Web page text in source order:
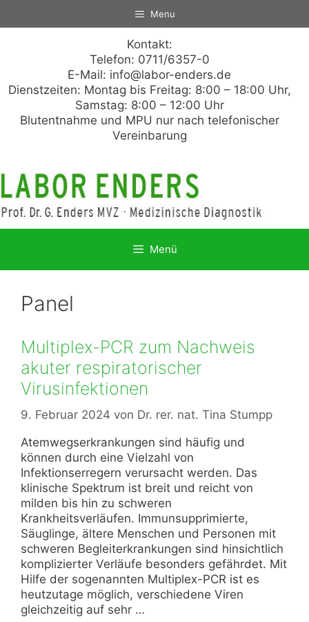
Menu
Kontakt:
Telefon: 0711/6357-0
E-Mail: info@labor-enders.de
Dienstzeiten: Montag bis Freitag: 8:00 – 18:00 Uhr,
Samstag: 8:00 – 12:00 Uhr
Blutentnahme und MPU nur nach telefonischer
Vereinbarung
Menü
Panel
Multiplex-PCR zum Nachweis
akuter respiratorischer
Virusinfektionen
9. Februar 2024 von Dr. rer. nat. Tina Stumpp
Atemwegserkrankungen sind häufig und
können durch eine Vielzahl von
Infektionserregern verursacht werden. Das
klinische Spektrum ist breit und reicht von
milden bis hin zu schweren
Krankheitsverläufen. Immunsupprimierte,
Säuglinge, ältere Menschen und Personen mit
schweren Begleiterkrankungen sind hinsichtlich
komplizierter Verläufe besonders gefährdet. Mit
Hilfe der sogenannten Multiplex-PCR ist es
heutzutage möglich, verschiedene Viren
gleichzeitig auf sehr …